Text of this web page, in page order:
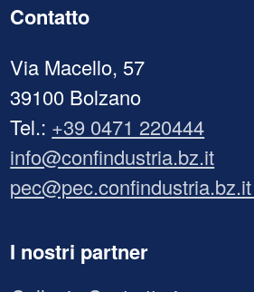
Contatto
Via Macello, 57
39100 Bolzano
Tel.: +39 0471 220444
info@confindustria.bz.it
pec@pec.confindustria.bz.it
I nostri partner